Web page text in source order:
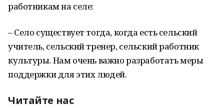
работникам на селе:
– Село существует тогда, когда есть сельский
учитель, сельский тренер, сельский работник
культуры. Нам очень важно разработать меры
поддержки для этих людей.
Читайте нас